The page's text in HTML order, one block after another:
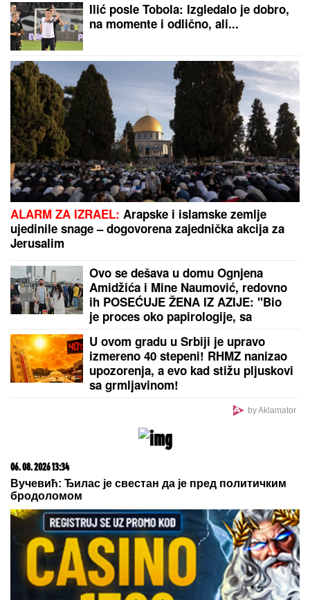
Ilić posle Tobola: Izgledalo je dobro,
na momente i odlično, ali...
ALARM ZA IZRAEL: Arapske i islamske zemlje
ujedinile snage – dogovorena zajednička akcija za
Jerusalim
Ovo se dešava u domu Ognjena
Amidžića i Mine Naumović, redovno
ih POSEĆUJE ŽENA IZ AZIJE: "Bio
je proces oko papirologije, sa
U ovom gradu u Srbiji je upravo
izmereno 40 stepeni! RHMZ nanizao
upozorenja, a evo kad stižu pljuskovi
sa grmljavinom!
by Aklamator
06. 08. 2026 13:34
Вучевић: Ђилас је свестан да је пред политичким
бродоломом